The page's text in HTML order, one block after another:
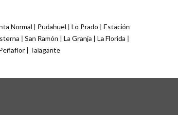
Normal | Pudahuel | Lo Prado | Estación
| San Ramón | La Granja | La Florida |
| Talagante